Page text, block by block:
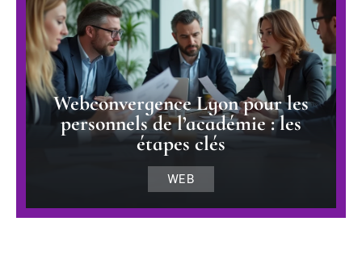
Webconvergence Lyon pour les
personnels de l’académie : les
étapes clés
WEB